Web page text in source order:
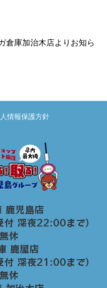
倉庫加治木店よりお知ら
情報保護方針
鹿児島店
深夜22:00まで）
休
鹿屋店
深夜21:00まで）
休